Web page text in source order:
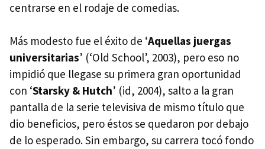
centrarse en el rodaje de comedias.
Más modesto fue el éxito de ‘Aquellas juergas
universitarias’ (‘Old School’, 2003), pero eso no
impidió que llegase su primera gran oportunidad
con ‘Starsky & Hutch’ (id, 2004), salto a la gran
pantalla de la serie televisiva de mismo título que
dio beneficios, pero éstos se quedaron por debajo
de lo esperado. Sin embargo, su carrera tocó fondo